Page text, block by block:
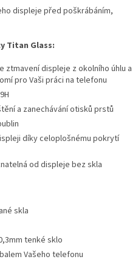
displeje před poškrábáním,
Titan Glass:
ztmavení displeje z okolního úhlu a
pro Vaši práci na telefonu
a zanechávání otisků prstů
díky celoplošnému pokrytí
od displeje bez skla
skla
tenké sklo
Vašeho telefonu